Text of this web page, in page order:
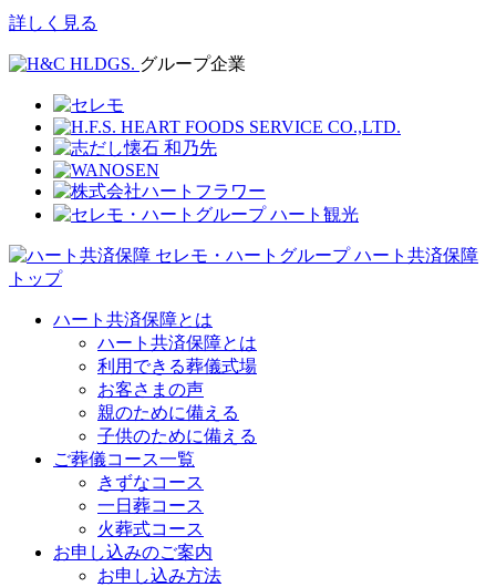
詳しく見る
グループ企業
ハート共済保障
トップ
ハート共済保障とは
ハート共済保障とは
利用できる葬儀式場
お客さまの声
親のために備える
子供のために備える
ご葬儀コース一覧
きずなコース
一日葬コース
火葬式コース
お申し込みのご案内
お申し込み方法